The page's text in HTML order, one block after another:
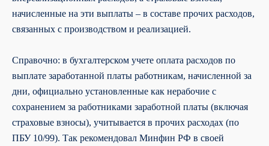
начисленные на эти выплаты – в составе прочих расходов,
связанных с производством и реализацией.
Справочно: в бухгалтерском учете оплата расходов по
выплате заработанной платы работникам, начисленной за
дни, официально установленные как нерабочие с
сохранением за работниками заработной платы (включая
страховые взносы), учитывается в прочих расходах (по
ПБУ 10/99). Так рекомендовал Минфин РФ в своей